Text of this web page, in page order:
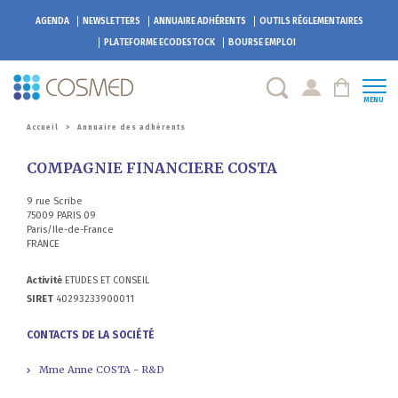
AGENDA NEWSLETTERS ANNUAIRE ADHÉRENTS
OUTILS RÉGLEMENTAIRES
PLATEFORMEECODESTOCK BOURSE EMPLOI
MENU
Accueil > Annuaire des adhérents
COMPAGNIE FINANCIERE COSTA
9 rue Scribe
75009 PARIS 09
Paris/Ile-de-France
FRANCE
Activité ETUDES ET CONSEIL
SIRET 40293233900011
CONTACTS DE LA SOCIÉTÉ
Mme Anne COSTA - R&D